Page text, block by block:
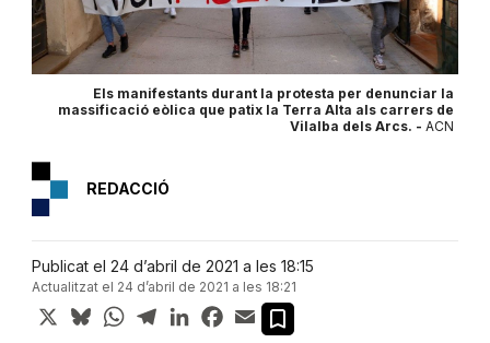
Els manifestants durant la protesta per denunciar la
massificació eòlica que patix la Terra Alta als carrers de
Vilalba dels Arcs. - ACN
REDACCIÓ
Publicat el 24 d’abril de 2021 a les 18:15
Actualitzat el 24 d’abril de 2021 a les 18:21
X BlueskyWhatsApp
TelegramLinkedInFacebook
Email